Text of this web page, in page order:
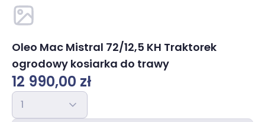
Oleo Mac Mistral 72/12,5 KH Traktorek
ogrodowy kosiarka do trawy
12 990,00 zł
1